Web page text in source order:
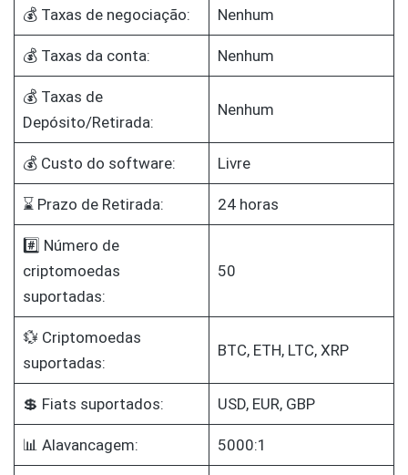
💰 Taxas de negociação: Nenhum
💰 Taxas da conta: Nenhum
💰 Taxas de
Depósito/Retirada:
Nenhum
💰 Custo do software: Livre
⌛ Prazo de Retirada: 24 horas
#️⃣ Número de
criptomoedas
suportadas:
50
💱 Criptomoedas
suportadas:
BTC, ETH, LTC, XRP
💲 Fiats suportados: USD, EUR, GBP
📊 Alavancagem: 5000:1